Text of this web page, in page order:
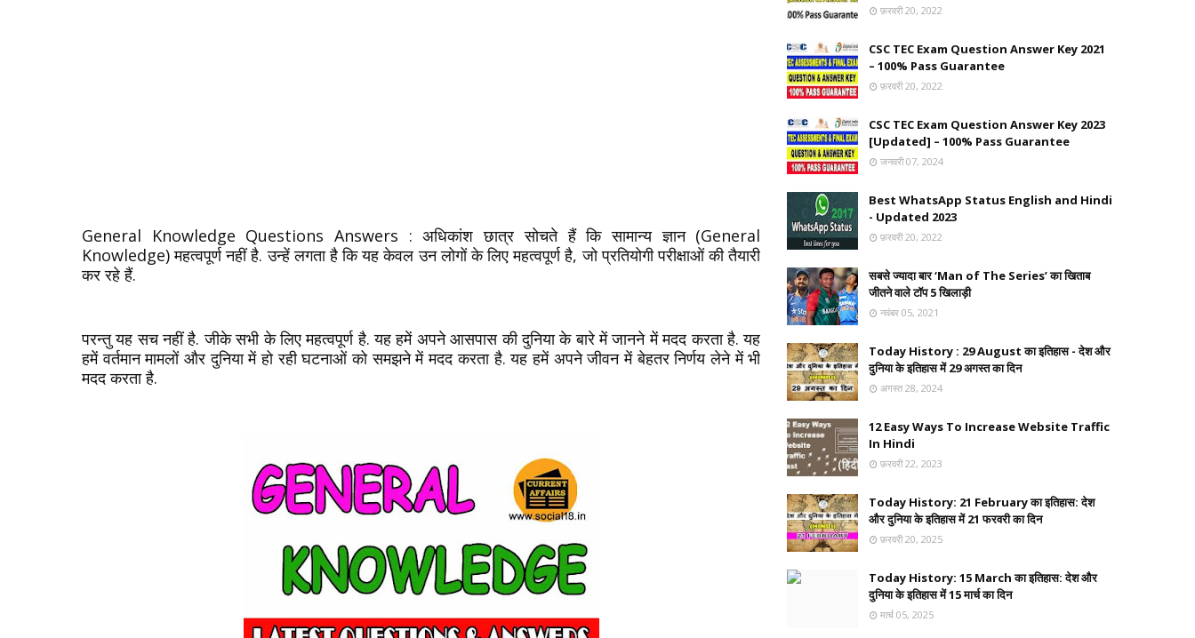
General Knowledge Questions Answers :अधिकांश छात्र सोचते हैं कि सामान्य ज्ञान (General
Knowledge) महत्वपूर्ण नहीं है. उन्हें लगता है कि यह केवल उन लोगों के लिए महत्वपूर्ण है, जो प्रतियोगी परीक्षाओं की तैयारी
कर रहे हैं.
परन्तु यह सच नहीं है. जीके सभी के लिए महत्वपूर्ण है. यह हमें अपने आसपास की दुनिया के बारे में जानने में मदद करता है. यह
हमें वर्तमान मामलों और दुनिया में हो रही घटनाओं को समझने में मदद करता है. यह हमें अपने जीवन में बेहतर निर्णय लेने में भी
मदद करता है.
फ़रवरी 20, 2022
CSC TEC Exam Question Answer Key 2021
– 100% Pass Guarantee
फ़रवरी 20, 2022
CSC TEC Exam Question Answer Key 2023
[Updated] – 100% Pass Guarantee
जनवरी 07, 2024
Best WhatsApp Status English and Hindi
- Updated 2023
फ़रवरी 20, 2022
सबसे ज्यादा बार ‘Man of The Series’ का खिताब
जीतने वाले टॉप 5 खिलाड़ी
नवंबर 05, 2021
Today History : 29 August का इतिहास - देश और
दुनिया के इतिहास में 29 अगस्त का दिन
अगस्त 28, 2024
12 Easy Ways To Increase Website Traffic
In Hindi
फ़रवरी 22, 2023
Today History: 21 February का इतिहास: देश
और दुनिया के इतिहास में 21 फरवरी का दिन
फ़रवरी 20, 2025
Today History: 15 March का इतिहास: देश और
दुनिया के इतिहास में 15 मार्च का दिन
मार्च 05, 2025